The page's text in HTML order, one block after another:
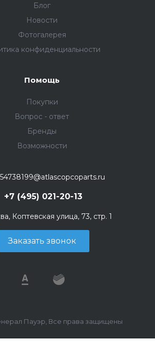
Блог
Новости
Фотогалерея
конфиденциальности
Помощь
Покупки
Вопрос - ответ
Бренды
Возможности
+7 (495) 021-20-13
Коптевская улица, 73, стр. 1
Заказать звонок
Пауэр, Все права защищены